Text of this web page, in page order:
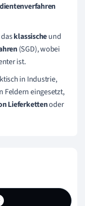
klassischeund
(SGD), wobei
ist.
in Industrie,
Feldern eingesetzt,
Lieferkettenoder